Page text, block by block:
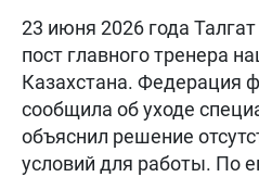
23 июня 2026 года
пост главного тренера
Казахстана. Федерация
сообщила об уходе
объяснил решение
условий для работы. По